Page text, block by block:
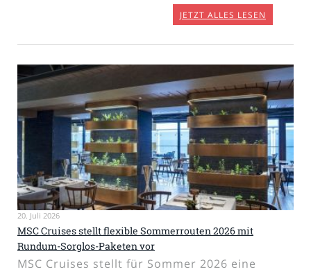
JETZT ALLES LESEN
20. Juli 2026
MSC Cruises stellt flexible Sommerrouten 2026 mit
Rundum-Sorglos-Paketen vor
MSC Cruises stellt für Sommer 2026 eine